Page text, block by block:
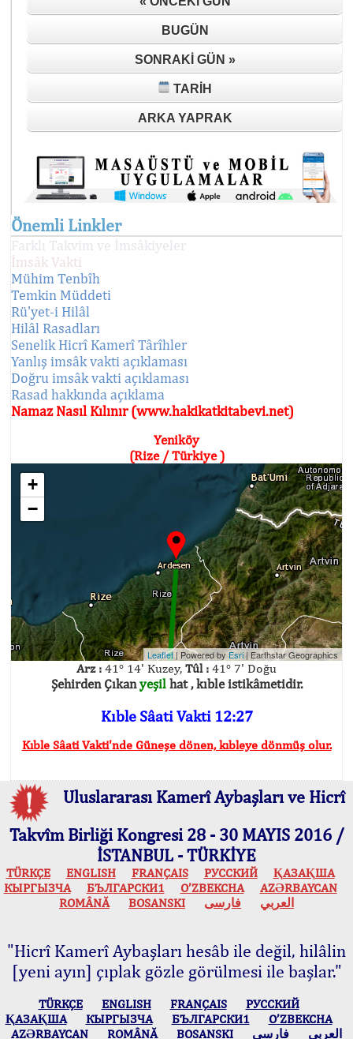
BUGÜN
SONRAKI GÜN »
TARIH
ARKA YAPRAK
Önemli Linkler
Farklı Takvim ve İmsâkiyeler
İmsâk Vakti
Mühim Tenbîh
Temkin Müddeti
Rü'yet-i Hilâl
Hilâl Rasadları
Senelik Hicrî Kamerî Târîhler
Yanlış imsâk vakti açıklaması
Doğru imsâk vakti açıklaması
Rasad hakkında açıklama
Namaz Nasıl Kılınır (www.hakikatkitabevi.net)
Yeniköy
(Rize / Türkiye )
+
−
Leaflet| Powered byEsri| Earthstar Geographics
Arz : 41° 14' Kuzey, Tûl : 41° 7' Doğu
Şehirden Çıkanyeşilhat , kıble istikâmetidir.
Kıble Sâati Vakti 12:27
Kıble Sâati Vakti'nde Güneşe dönen, kıbleye dönmüş olur.
Uluslararası Kamerî Aybaşları ve Hicrî
Takvîm Birliği Kongresi 28 - 30 MAYIS 2016 /
İSTANBUL - TÜRKİYE
TÜRKÇE ENGLISH FRANÇAIS РУССКИЙ
ҚАЗАҚША
КЫPГЫЗЧA
БЪЛГАРСКИ1 O’ZBEKCHA
AZӘRBAYCAN
ROMÂNĂ
BOSANSKI العربي فارسی
"Hicrî Kamerî Aybaşları hesâb ile değil, hilâlin
[yeni ayın] çıplak gözle görülmesi ile başlar."
TÜRKÇE ENGLISH FRANÇAIS
РУССКИЙ
ҚАЗАҚША
КЫPГЫЗЧA БЪЛГАРСКИ1
O’ZBEKCHA
AZӘRBAYCAN
ROMÂNĂ BOSANSKI العربي فارسی